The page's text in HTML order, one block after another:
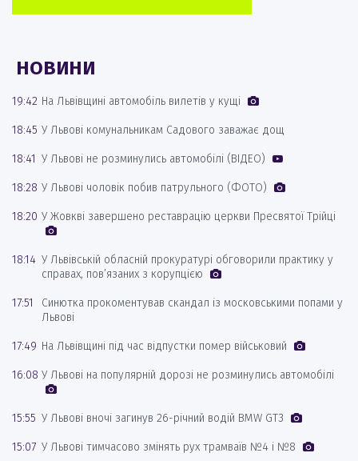
НОВИНИ
19:42 На Львівщині автомобіль вилетів у кущі
18:45 У Львові комунальникам Садового заважає дощ
18:41 У Львові не розминулись автомобілі (ВІДЕО)
18:28 У Львові чоловік побив патрульного (ФОТО)
18:20 У Жовкві завершено реставрацію церкви Пресвятої Трійці
18:14 У Львівській обласній прокуратурі обговорили практику у
справах, пов’язаних з корупцією
17:51
Синютка прокоментував скандал із московськими попами у
Львові
17:49 На Львівщині під час відпустки помер військовий
16:08 У Львові на популярній дорозі не розминулись автомобілі
15:55 У Львові вночі загинув 26-річний водій BMW GT3
15:07 У Львові тимчасово змінять рух трамваїв №4 і №8